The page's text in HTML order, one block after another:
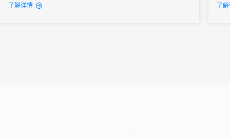
体会员以及企业客户组成。亚洲心脏病学会年会（ASSA）是每年亚
了解详情
了